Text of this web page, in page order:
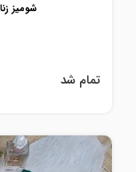
شومیز
تمام شد